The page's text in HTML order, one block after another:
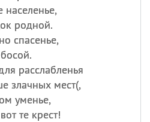
населенье,
родной.
спасенье,
расслабленья
злачных мест(,
уменье,
те крест!